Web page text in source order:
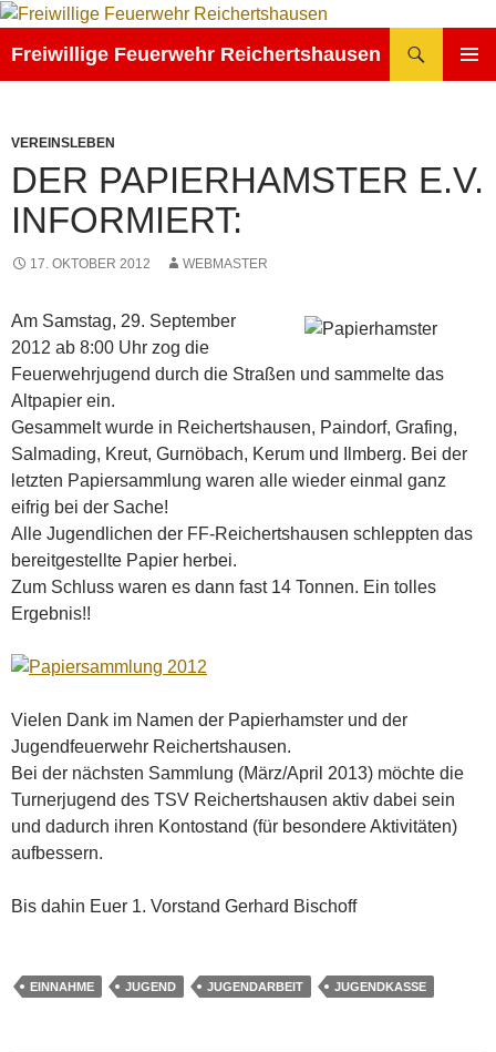
Zum
springen
Freiwillige Feuerwehr Reichertshausen
VEREINSLEBEN
DER PAPIERHAMSTER E.V.
INFORMIERT:
17. OKTOBER 2012 WEBMASTER
Am Samstag, 29. September
2012 ab 8:00 Uhr zog die
Feuerwehrjugend durch die Straßen und sammelte das
Altpapier ein.
Gesammelt wurde in Reichertshausen, Paindorf, Grafing,
Salmading, Kreut, Gurnöbach, Kerum und Ilmberg. Bei der
letzten Papiersammlung waren alle wieder einmal ganz
eifrig bei der Sache!
Alle Jugendlichen der FF-Reichertshausen schleppten das
bereitgestellte Papier herbei.
Zum Schluss waren es dann fast 14 Tonnen. Ein tolles
Ergebnis!!
Vielen Dank im Namen der Papierhamster und der
Jugendfeuerwehr Reichertshausen.
Bei der nächsten Sammlung (März/April 2013) möchte die
Turnerjugend des TSV Reichertshausen aktiv dabei sein
und dadurch ihren Kontostand (für besondere Aktivitäten)
aufbessern.
Bis dahin Euer 1. Vorstand Gerhard Bischoff
EINNAHME JUGEND JUGENDARBEIT JUGENDKASSE